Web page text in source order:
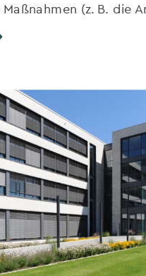
(z. B. die